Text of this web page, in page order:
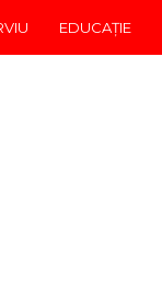
EDUCAŢIE